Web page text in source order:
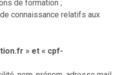
de formation ;
connaissance relatifs aux
» et « cpf-